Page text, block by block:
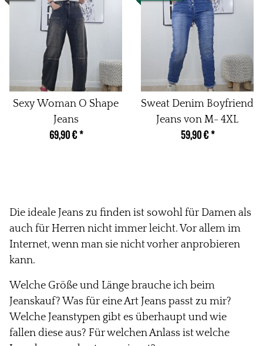
Sexy Woman O Shape
Jeans
69,90 €*
Sweat Denim Boyfriend
Jeans von M- 4XL
59,90 €*
Die ideale Jeans zu finden ist sowohl für Damen als
auch für Herren nicht immer leicht. Vor allem im
Internet, wenn man sie nicht vorher anprobieren
kann.
Welche Größe und Länge brauche ich beim
Jeanskauf? Was für eine Art Jeans passt zu mir?
Welche Jeanstypen gibt es überhaupt und wie
fallen diese aus? Für welchen Anlass ist welche